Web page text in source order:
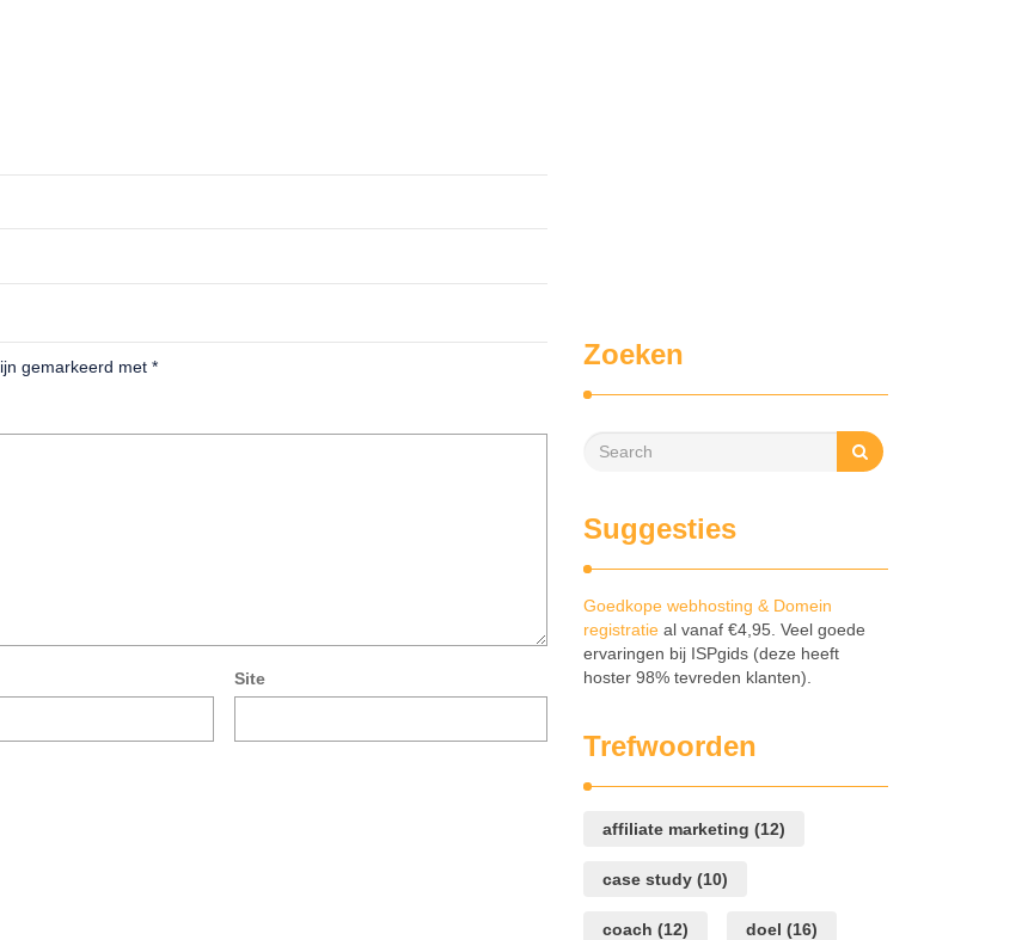
gemarkeerd met *
Site
Mijn
Zoeken
Suggesties
Goedkope webhosting & Domein
registratie al vanaf €4,95. Veel goede
ervaringen bij ISPgids (deze heeft
hoster 98% tevreden klanten).
Trefwoorden
affiliate marketing (12)
case study (10)
coach (12) doel (16)